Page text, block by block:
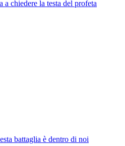
chiedere la testa del profeta
battaglia è dentro di noi